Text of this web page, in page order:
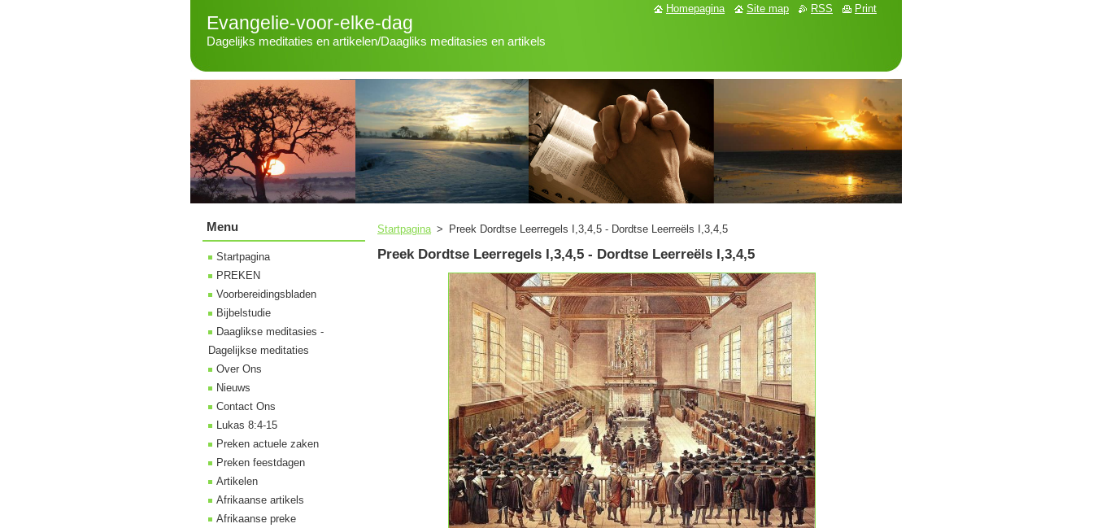
Evangelie-voor-elke-dag
Dagelijks meditaties en artikelen/Daagliks meditasies en artikels
Startpagina > Preek Dordtse Leerregels I,3,4,5 - Dordtse Leerreëls I,3,4,5
Preek Dordtse Leerregels I,3,4,5 - Dordtse Leerreëls I,3,4,5
Menu
Startpagina
PREKEN
Voorbereidingsbladen
Bijbelstudie
Daaglikse meditasies -
Dagelijkse meditaties
Over Ons
Nieuws
Contact Ons
Lukas 8:4-15
Preken actuele zaken
Preken feestdagen
Artikelen
Afrikaanse artikels
Afrikaanse preke
Homepagina Site map RSS Print